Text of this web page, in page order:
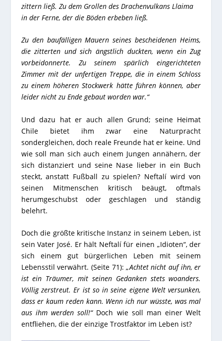
zittern ließ. Zu dem Grollen des Drachenvulkans Llaima
in der Ferne, der die Böden erbeben ließ.
Zu den baufälligen Mauern seines bescheidenen Heims,
die zitterten und sich ängstlich duckten, wenn ein Zug
vorbeidonnerte. Zu seinem spärlich eingerichteten
Zimmer mit der unfertigen Treppe, die in einem Schloss
zu einem höheren Stockwerk hätte führen können, aber
leider nicht zu Ende gebaut worden war.“
Und dazu hat er auch allen Grund; seine Heimat
Chile bietet ihm zwar eine Naturpracht
sondergleichen, doch reale Freunde hat er keine. Und
wie soll man sich auch einem Jungen annähern, der
sich distanziert und seine Nase lieber in ein Buch
steckt, anstatt Fußball zu spielen? Neftalí wird von
seinen Mitmenschen kritisch beäugt, oftmals
herumgeschubst oder geschlagen und ständig
belehrt.
Doch die größte kritische Instanz in seinem Leben, ist
sein Vater José. Er hält Neftalí für einen „Idioten“, der
sich einem gut bürgerlichen Leben mit seinem
Lebensstil verwährt. (Seite 71): „Achtet nicht auf ihn, er
ist ein Träumer, mit seinen Gedanken stets woanders.
Völlig zerstreut. Er ist so in seine eigene Welt versunken,
dass er kaum reden kann. Wenn ich nur wüsste, was mal
aus ihm werden soll!“ Doch wie soll man einer Welt
entfliehen, die der einzige Trostfaktor im Leben ist?